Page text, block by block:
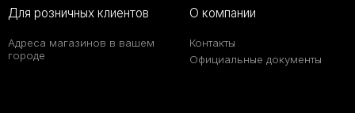
Для розничных клиентов
Адреса магазинов в вашем
городе
О компании
Контакты
Официальные документы